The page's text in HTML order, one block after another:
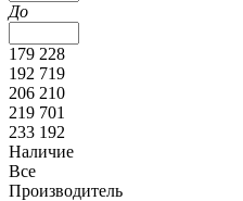
До
179 228
192 719
206 210
219 701
233 192
Наличие
Все
Производитель